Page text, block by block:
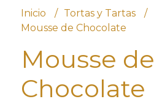
Inicio
Tortas y Tartas
Mousse de Chocolate
Mousse de
Chocolate